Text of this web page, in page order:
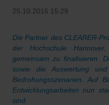
25.10.2016 15:29
Die Partner des CLEARER-
der Hochschule
gemeinsam zu finalisieren.
sowie die Auswertung
Bedrohungsszenarien. Auf
Entwicklungsarbeiten nun
sind.